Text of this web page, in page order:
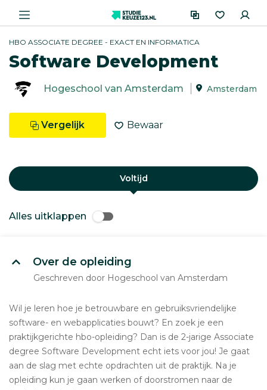
HBO ASSOCIATE DEGREE - EXACT EN INFORMATICA
Software Development
Hogeschool van Amsterdam Amsterdam
Vergelijk Bewaar
Voltijd
Alles uitklappen
Over de opleiding
Geschreven door Hogeschool van Amsterdam
Wil je leren hoe je betrouwbare en gebruiksvriendelijke
software- en webapplicaties bouwt? En zoek je een
praktijkgerichte hbo-opleiding? Dan is de 2-jarige Associate
degree Software Development echt iets voor jou! Je gaat
aan de slag met echte opdrachten uit de praktijk. Na je
opleiding kun je gaan werken of doorstromen naar de